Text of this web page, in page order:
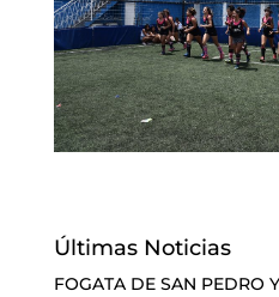
Últimas Noticias
FOGATA DE SAN PEDRO